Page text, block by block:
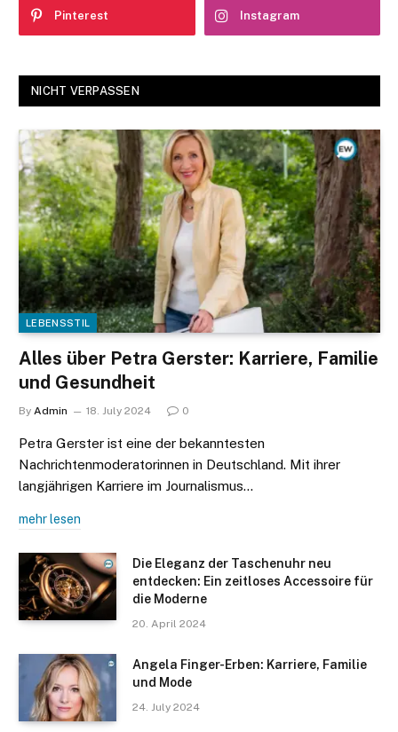
Pinterest Instagram
NICHT VERPASSEN
LEBENSSTIL
Alles über Petra Gerster: Karriere, Familie
und Gesundheit
By Admin 18. July 2024 0
Petra Gerster ist eine der bekanntesten
Nachrichtenmoderatorinnen in Deutschland. Mit ihrer
langjährigen Karriere im Journalismus…
mehr lesen
Die Eleganz der Taschenuhr neu
entdecken: Ein zeitloses Accessoire für
die Moderne
20. April 2024
Angela Finger-Erben: Karriere, Familie
und Mode
24. July 2024